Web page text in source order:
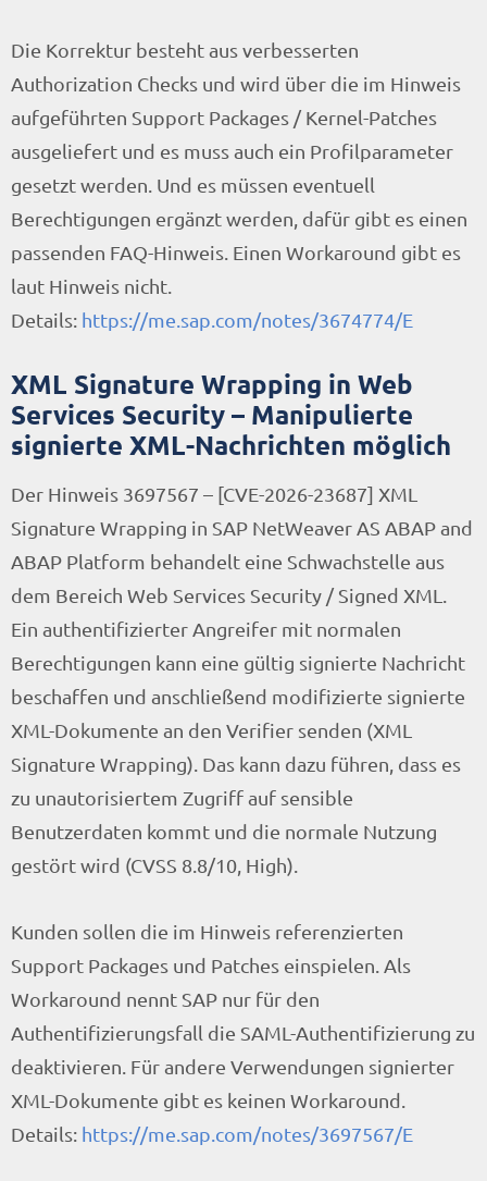
Die Korrektur besteht aus verbesserten
Authorization Checks und wird über die im Hinweis
aufgeführten Support Packages / Kernel-Patches
ausgeliefert und es muss auch ein Profilparameter
gesetzt werden. Und es müssen eventuell
Berechtigungen ergänzt werden, dafür gibt es einen
passenden FAQ-Hinweis. Einen Workaround gibt es
laut Hinweis nicht.
Details: https://me.sap.com/notes/3674774/E
XML Signature Wrapping in Web
Services Security – Manipulierte
signierte XML-Nachrichten möglich
Der Hinweis 3697567 – [CVE-2026-23687] XML
Signature Wrapping in SAP NetWeaver AS ABAP and
ABAP Platform behandelt eine Schwachstelle aus
dem Bereich Web Services Security / Signed XML.
Ein authentifizierter Angreifer mit normalen
Berechtigungen kann eine gültig signierte Nachricht
beschaffen und anschließend modifizierte signierte
XML-Dokumente an den Verifier senden (XML
Signature Wrapping). Das kann dazu führen, dass es
zu unautorisiertem Zugriff auf sensible
Benutzerdaten kommt und die normale Nutzung
gestört wird (CVSS 8.8/10, High).
Kunden sollen die im Hinweis referenzierten
Support Packages und Patches einspielen. Als
Workaround nennt SAP nur für den
Authentifizierungsfall die SAML-Authentifizierung zu
deaktivieren. Für andere Verwendungen signierter
XML-Dokumente gibt es keinen Workaround.
Details: https://me.sap.com/notes/3697567/E